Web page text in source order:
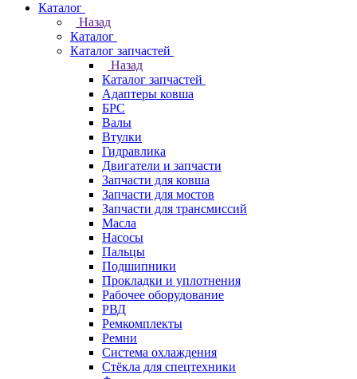
Каталог
Назад
Каталог
Каталог запчастей
Назад
Каталог запчастей
Адаптеры ковша
БРС
Валы
Втулки
Гидравлика
Двигатели и запчасти
Запчасти для ковша
Запчасти для мостов
Запчасти для трансмиссий
Масла
Насосы
Пальцы
Подшипники
Прокладки и уплотнения
Рабочее оборудование
РВД
Ремкомплекты
Ремни
Система охлаждения
Стёкла для спецтехники